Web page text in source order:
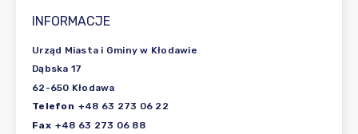
INFORMACJE
Urząd Miasta i Gminy w Kłodawie
Dąbska 17
62-650 Kłodawa
Telefon +48 63 273 06 22
Fax +48 63 273 06 88